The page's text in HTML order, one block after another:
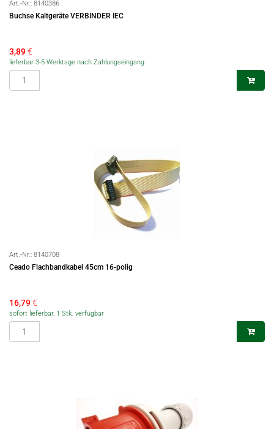
Art.-Nr.: 8140386
Buchse Kaltgeräte VERBINDER IEC
3,89€
lieferbar 3-5 Werktage nach Zahlungseingang
Art.-Nr.: 8140708
Ceado Flachbandkabel 45cm 16-polig
16,79€
sofort lieferbar, 1 Stk. verfügbar